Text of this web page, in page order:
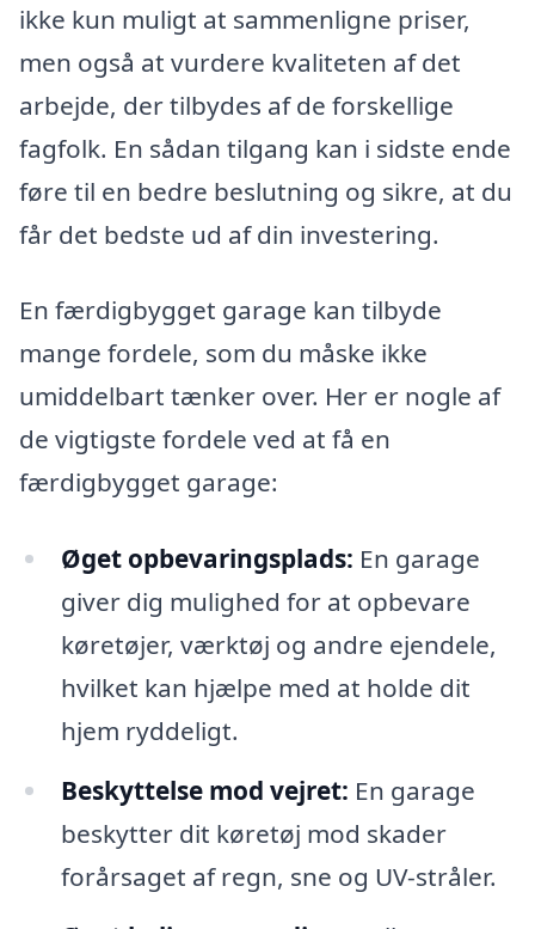
ikke kun muligt at sammenligne priser,
men også at vurdere kvaliteten af det
arbejde, der tilbydes af de forskellige
fagfolk. En sådan tilgang kan i sidste ende
føre til en bedre beslutning og sikre, at du
får det bedste ud af din investering.
En færdigbygget garage kan tilbyde
mange fordele, som du måske ikke
umiddelbart tænker over. Her er nogle af
de vigtigste fordele ved at få en
færdigbygget garage:
Øget opbevaringsplads: En garage
giver dig mulighed for at opbevare
køretøjer, værktøj og andre ejendele,
hvilket kan hjælpe med at holde dit
hjem ryddeligt.
Beskyttelse mod vejret: En garage
beskytter dit køretøj mod skader
forårsaget af regn, sne og UV-stråler.